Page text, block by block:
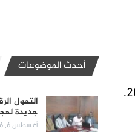
أحدث الموضوعات
التحول
جديدة
أغسطس 6, 2026